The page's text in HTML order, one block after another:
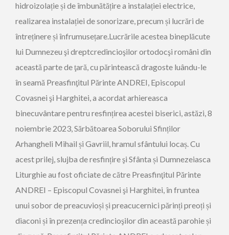
hidroizolație și de îmbunătățire a instalației electrice,
realizarea instalației de sonorizare, precum și lucrări de
întreținere și înfrumusețare.Lucrările acestea bineplăcute
lui Dumnezeu şi dreptcredincioşilor ortodocşi români din
această parte de ţară, cu părintească dragoste luându-le
în seamă Preasfinţitul Părinte ANDREI, Episcopul
Covasnei şi Harghitei, a acordat arhiereasca
binecuvântare pentru resfințirea acestei biserici, astăzi, 8
noiembrie 2023, Sărbătoarea Soborului Sfinților
Arhangheli Mihail și Gavriil, hramul sfântului locaș.Cu
acest prilej, slujba de resfințire şi Sfânta și Dumnezeiasca
Liturghie au fost oficiate de către Preasfinţitul Părinte
ANDREI – Episcopul Covasnei şi Harghitei, în fruntea
unui sobor de preacuvioși și preacucernici părinți preoți și
diaconi și în prezența credincioşilor din această parohie și